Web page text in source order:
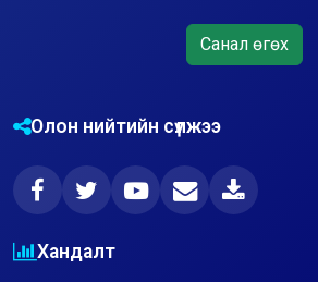
Санал өгөх
Олон нийтийн сүлжээ
Хандалт